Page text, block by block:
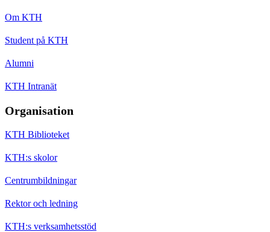
Om KTH
Student på KTH
Alumni
KTH Intranät
Organisation
KTH Biblioteket
KTH:s skolor
Centrumbildningar
Rektor och ledning
KTH:s verksamhetsstöd